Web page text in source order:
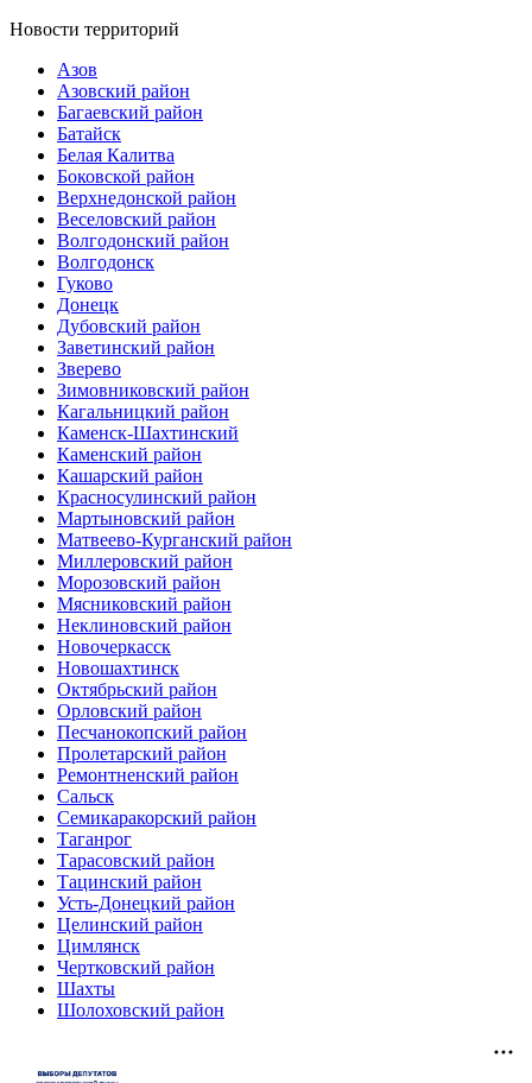
Новости территорий
Азов
Азовский район
Багаевский район
Батайск
Белая Калитва
Боковской район
Верхнедонской район
Веселовский район
Волгодонский район
Волгодонск
Гуково
Донецк
Дубовский район
Заветинский район
Зверево
Зимовниковский район
Кагальницкий район
Каменск-Шахтинский
Каменский район
Кашарский район
Красносулинский район
Мартыновский район
Матвеево-Курганский район
Миллеровский район
Морозовский район
Мясниковский район
Неклиновский район
Новочеркасск
Новошахтинск
Октябрьский район
Орловский район
Песчанокопский район
Пролетарский район
Ремонтненский район
Сальск
Семикаракорский район
Таганрог
Тарасовский район
Тацинский район
Усть-Донецкий район
Целинский район
Цимлянск
Чертковский район
Шахты
Шолоховский район